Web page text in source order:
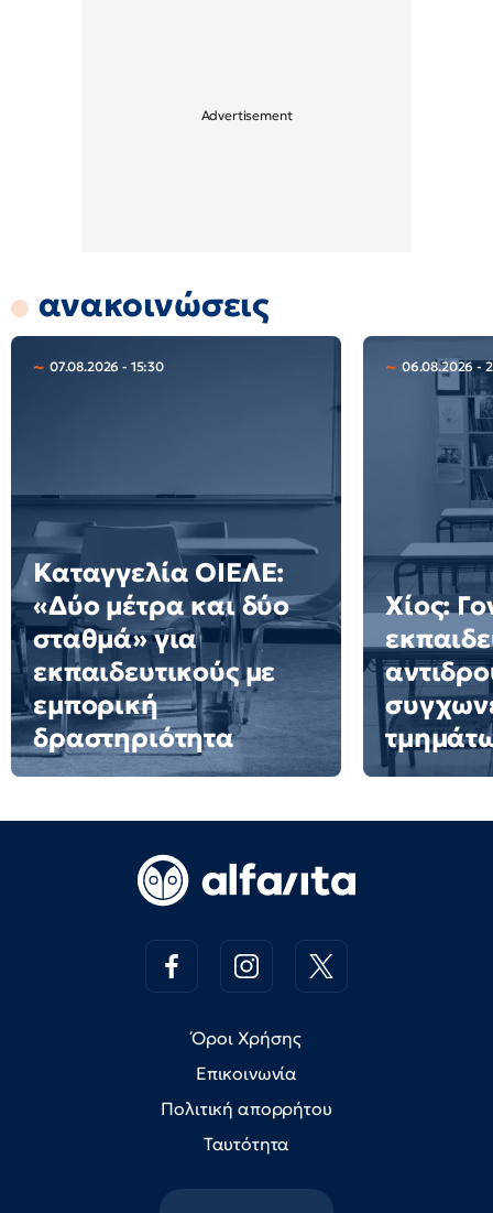
ανακοινώσεις
07.08.2026 - 15:30
Καταγγελία ΟΙΕΛΕ:
«Δύο μέτρα και δύο
σταθμά» για
εκπαιδευτικούς με
εμπορική
δραστηριότητα
06.08.2026 -
Χίος:
Όροι Χρήσης
Επικοινωνία
Πολιτική απορρήτου
Ταυτότητα